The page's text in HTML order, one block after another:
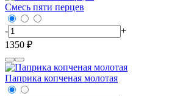
Смесь пяти перцев
-
+
1350 ₽
Паприка копченая молотая